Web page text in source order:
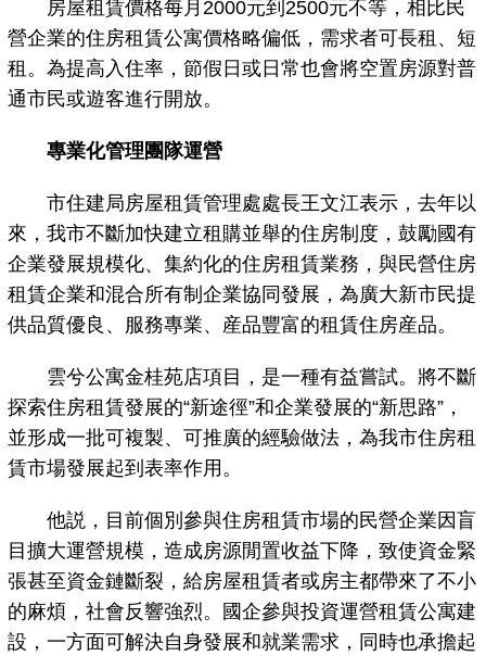
房屋租賃價格每月2000元到2500元不等，相比民
營企業的住房租賃公寓價格略偏低，需求者可長租、短
租。為提高入住率，節假日或日常也會將空置房源對普
通市民或遊客進行開放。
專業化管理團隊運營
市住建局房屋租賃管理處處長王文江表示，去年以
來，我市不斷加快建立租購並舉的住房制度，鼓勵國有
企業發展規模化、集約化的住房租賃業務，與民營住房
租賃企業和混合所有制企業協同發展，為廣大新市民提
供品質優良、服務專業、産品豐富的租賃住房産品。
雲兮公寓金桂苑店項目，是一種有益嘗試。將不斷
探索住房租賃發展的“新途徑”和企業發展的“新思路”，
並形成一批可複製、可推廣的經驗做法，為我市住房租
賃市場發展起到表率作用。
他説，目前個別參與住房租賃市場的民營企業因盲
目擴大運營規模，造成房源閒置收益下降，致使資金緊
張甚至資金鏈斷裂，給房屋租賃者或房主都帶來了不小
的麻煩，社會反響強烈。國企參與投資運營租賃公寓建
設，一方面可解決自身發展和就業需求，同時也承擔起